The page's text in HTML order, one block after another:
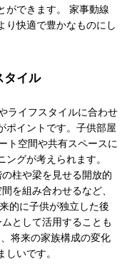
ができます。 家事動線
り快適で豊かなものにし
タイル
ライフスタイルに合わせ
ポイントです。子供部屋
ト空間や共有スペースに
グが考えられます。
柱や梁を見せる開放的
を組み合わせるなど、
的に子供が独立した後
として活用することも
将来の家族構成の変化
いです。